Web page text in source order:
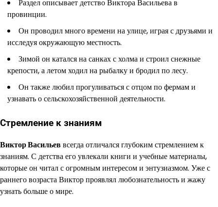
Раздел описывает детство Виктора Васильева в
провинции.
Он проводил много времени на улице, играя с друзьями и
исследуя окружающую местность.
Зимой он катался на санках с холма и строил снежные
крепости, а летом ходил на рыбалку и бродил по лесу.
Он также любил прогуливаться с отцом по фермам и
узнавать о сельскохозяйственной деятельности.
Стремление к знаниям
Виктор Васильеввсегда отличался глубоким стремлением к
знаниям. С детства его увлекали книги и учебные материалы,
которые он читал с огромным интересом и энтузиазмом. Уже с
раннего возраста Виктор проявлял любознательность и жажу
узнать больше о мире.